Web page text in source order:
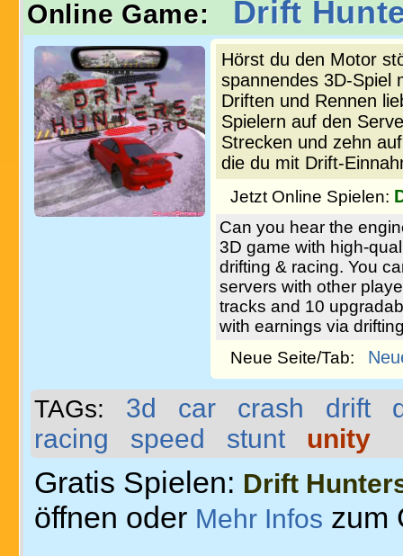
Online Game: Drift
Hörst du den Motor
spannendes 3D-Spiel
Driften und Rennen
Spielern auf den
Strecken und zehn
die du mit Drift-
Jetzt Online Spielen:
Can you hear the
3D game with high-
drifting & racing. You
servers with other
tracks and 10
with earnings via
Neue Seite/Tab:
TAGs: 3d car crash drift
racing
speed stunt unity
Gratis Spielen: Drift
öffnen oder Mehr Infos zum